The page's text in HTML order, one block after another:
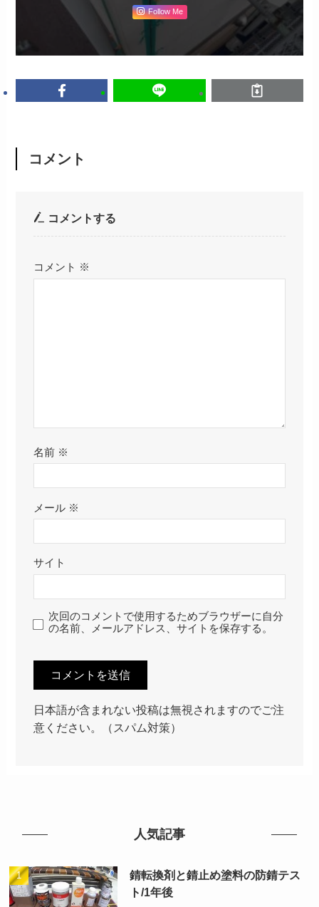
Follow Me
コメント
コメントする
コメント ※
名前 ※
メール ※
サイト
次回のコメントで使用するためブラウザーに自分
の名前、メールアドレス、サイトを保存する。
日本語が含まれない投稿は無視されますのでご注
意ください。（スパム対策）
人気記事
錆転換剤と錆止め塗料の防錆テス
ト/1年後